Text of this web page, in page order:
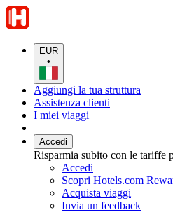
EUR
•
Aggiungi la tua struttura
Assistenza clienti
I miei viaggi
Accedi
Risparmia subito con le tariffe
Accedi
Scopri Hotels.com
Acquista viaggi
Invia un feedback